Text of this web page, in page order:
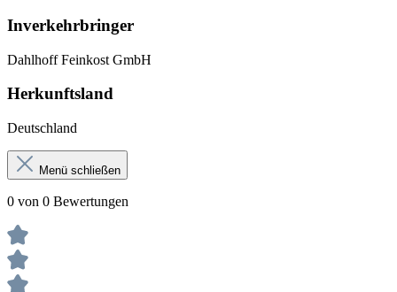
Inverkehrbringer
Dahlhoff Feinkost GmbH
Herkunftsland
Deutschland
Menü schließen
0 von 0 Bewertungen